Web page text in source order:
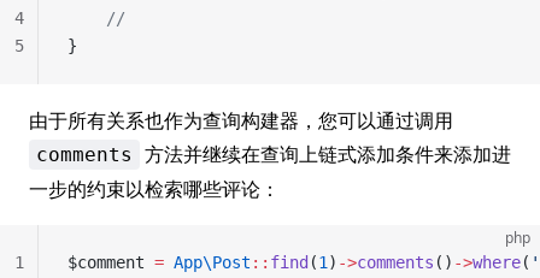
    //
}
4
5
由于所有关系也作为查询构建器，您可以通过调用
comments
方法并继续在查询上链式添加条件来添加进
一步的约束以检索哪些评论：
php
$comment = App\Post :: find (1 ) ->comments () ->where(
1